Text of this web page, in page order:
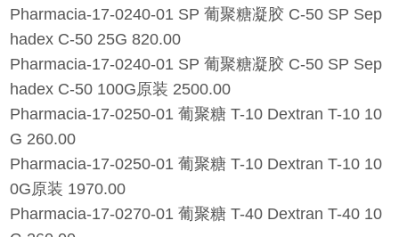
Pharmacia-17-0240-01 SP 葡聚糖凝胶 C-50 SP Sep
hadex C-50 25G 820.00
Pharmacia-17-0240-01 SP 葡聚糖凝胶 C-50 SP Sep
hadex C-50 100G原装 2500.00
Pharmacia-17-0250-01 葡聚糖 T-10 Dextran T-10 10
G 260.00
Pharmacia-17-0250-01 葡聚糖 T-10 Dextran T-10 10
0G原装 1970.00
Pharmacia-17-0270-01 葡聚糖 T-40 Dextran T-40 10